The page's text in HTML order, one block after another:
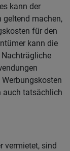
kann der
geltend machen,
für den
kann die
auch tatsächlich
vermietet, sind